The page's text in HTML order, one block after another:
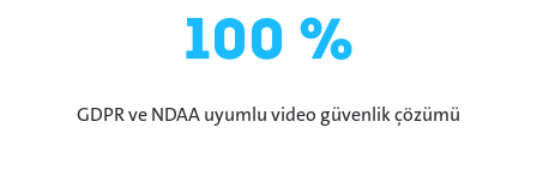
100 %
GDPR ve NDAA uyumlu video güvenlik çözümü